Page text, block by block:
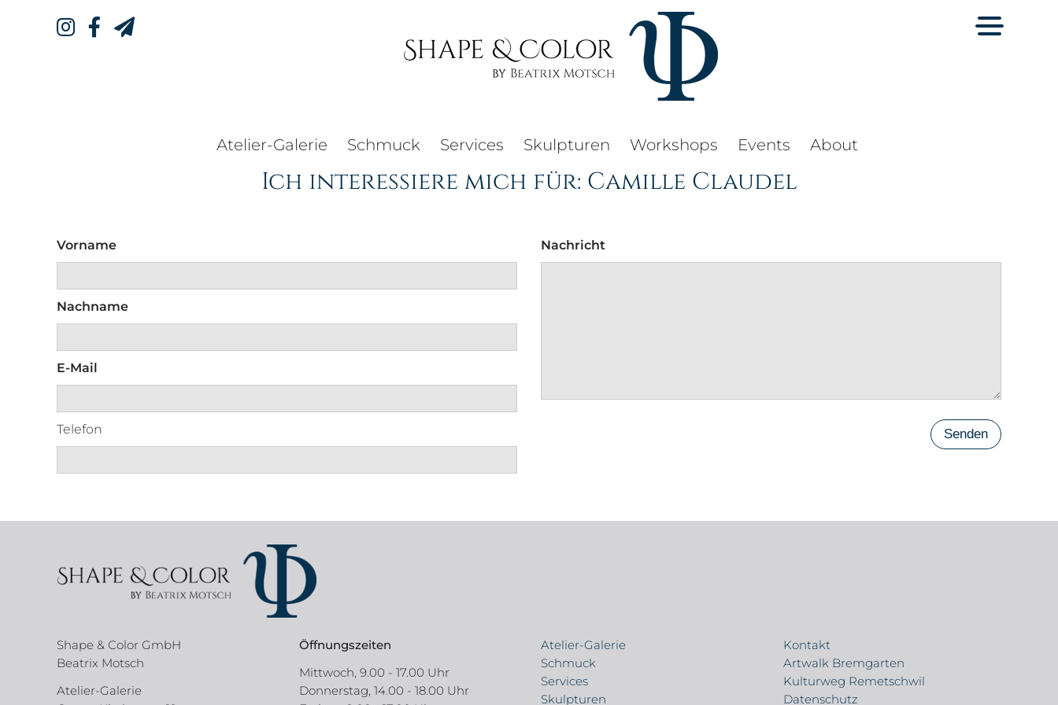
Atelier-Galerie Schmuck Services Skulpturen Workshops Events About
Ich interessiere mich für: Camille Claudel
Vorname
Nachname
E-Mail
Telefon
Nachricht
Senden
Shape & Color GmbH
Beatrix Motsch
Atelier-Galerie
Öffnungszeiten
Mittwoch, 9.00 - 17.00 Uhr
Donnerstag, 14.00 - 18.00 Uhr
Atelier-Galerie
Schmuck
Services
Skulpturen
Kontakt
Artwalk Bremgarten
Kulturweg Remetschwil
Datenschutz